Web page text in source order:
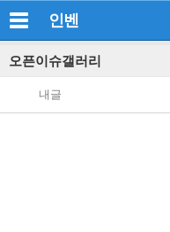
인벤
오픈이슈갤러리
내글